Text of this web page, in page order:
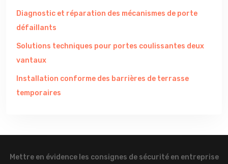
Diagnostic et réparation des mécanismes de porte
défaillants
Solutions techniques pour portes coulissantes deux
vantaux
Installation conforme des barrières de terrasse
temporaires
Mettre en évidence les consignes de sécurité en entreprise